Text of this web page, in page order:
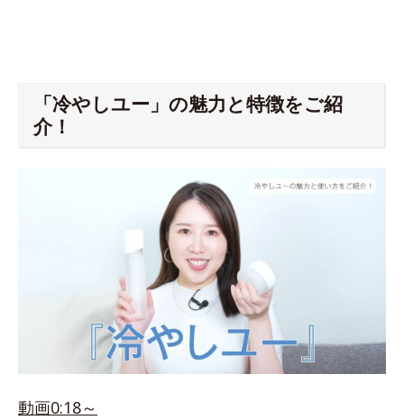
「冷やしユー」の魅力と特徴をご紹
介！
動画0:18～